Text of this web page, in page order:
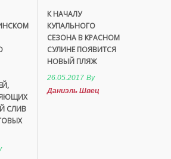
СЛИВ
К НАЧАЛУ
КУПАЛЬНОГО
СЕЗОНА В КРАСНОМ
СУЛИНЕ ПОЯВИТСЯ
НОВЫЙ ПЛЯЖ
26.05.2017 By
Даниэль Швец